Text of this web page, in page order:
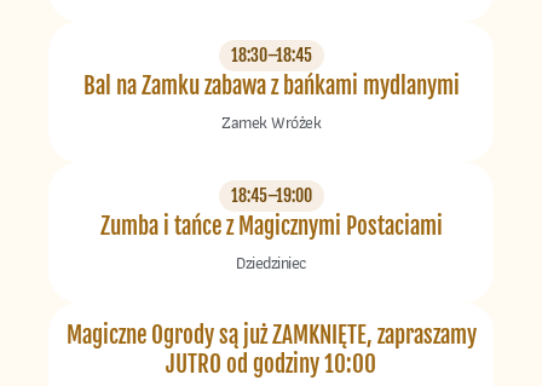
18:30–18:45
Bal na Zamku zabawa z bańkami mydlanymi
Zamek Wróżek
18:45–19:00
Zumba i tańce z Magicznymi Postaciami
Dziedziniec
Magiczne Ogrody są już ZAMKNIĘTE, zapraszamy
JUTRO od godziny 10:00